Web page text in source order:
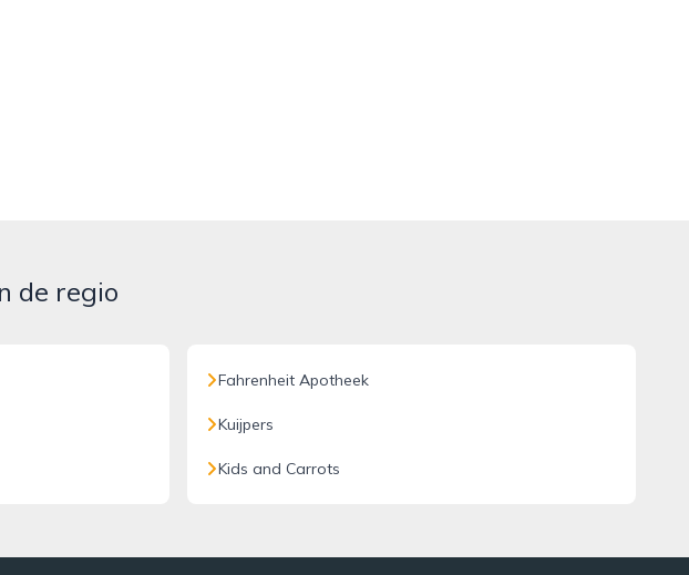
de regio
Fahrenheit Apotheek
Kuijpers
Kids and Carrots